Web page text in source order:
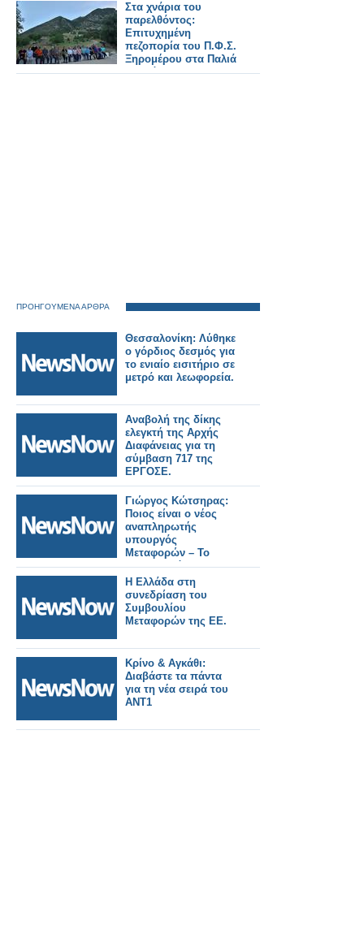
Στα χνάρια του
παρελθόντος:
Επιτυχημένη
πεζοπορία του Π.Φ.Σ.
Ξηρομέρου στα Παλιά
Αχυρά
ΠΡΟΗΓΟΥΜΕΝΑ ΑΡΘΡΑ
Θεσσαλονίκη: Λύθηκε
ο γόρδιος δεσμός για
το ενιαίο εισιτήριο σε
μετρό και λεωφορεία.
Αναβολή της δίκης
ελεγκτή της Αρχής
Διαφάνειας για τη
σύμβαση 717 της
ΕΡΓΟΣΕ.
Γιώργος Κώτσηρας:
Ποιος είναι ο νέος
αναπληρωτής
υπουργός
Μεταφορών – Το
βιογραφικό του.
Η Ελλάδα στη
συνεδρίαση του
Συμβουλίου
Μεταφορών της ΕΕ.
Κρίνο & Αγκάθι:
Διαβάστε τα πάντα
για τη νέα σειρά του
ΑΝΤ1